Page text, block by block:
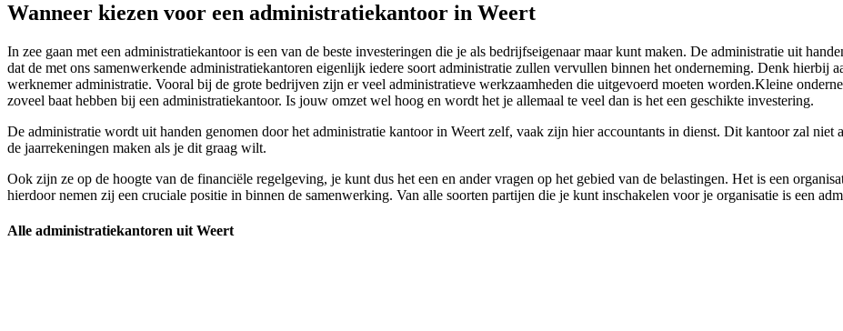
Wanneer kiezen voor een administratiekantoor in Weert
In zee gaan met een administratiekantoor is een van de beste investeringen die je als bedrijfseigenaar maar kunt maken. De administratie uit
dat de met ons samenwerkende administratiekantoren eigenlijk iedere soort administratie zullen vervullen binnen het onderneming. Denk hierbij
werknemer administratie. Vooral bij de grote bedrijven zijn er veel administratieve werkzaamheden die uitgevoerd moeten worden.Kleine
zoveel baat hebben bij een administratiekantoor. Is jouw omzet wel hoog en wordt het je allemaal te veel dan is het een geschikte investering.
De administratie wordt uit handen genomen door het administratie kantoor in Weert zelf, vaak zijn hier accountants in dienst. Dit kantoor zal
de jaarrekeningen maken als je dit graag wilt.
Ook zijn ze op de hoogte van de financiële regelgeving, je kunt dus het een en ander vragen op het gebied van de belastingen. Het is een
hierdoor nemen zij een cruciale positie in binnen de samenwerking. Van alle soorten partijen die je kunt inschakelen voor je organisatie is een
Alle administratiekantoren uit Weert